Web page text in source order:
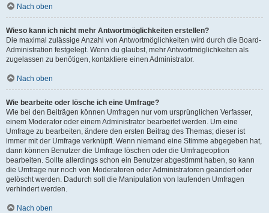
Nach oben
Wieso kann ich nicht mehr Antwortmöglichkeiten erstellen?
Die maximal zulässige Anzahl von Antwortmöglichkeiten wird durch die Board-
Administration festgelegt. Wenn du glaubst, mehr Antwortmöglichkeiten als
zugelassen zu benötigen, kontaktiere einen Administrator.
Nach oben
Wie bearbeite oder lösche ich eine Umfrage?
Wie bei den Beiträgen können Umfragen nur vom ursprünglichen Verfasser,
einem Moderator oder einem Administrator bearbeitet werden. Um eine
Umfrage zu bearbeiten, ändere den ersten Beitrag des Themas; dieser ist
immer mit der Umfrage verknüpft. Wenn niemand eine Stimme abgegeben hat,
dann können Benutzer die Umfrage löschen oder die Umfrageoption
bearbeiten. Sollte allerdings schon ein Benutzer abgestimmt haben, so kann
die Umfrage nur noch von Moderatoren oder Administratoren geändert oder
gelöscht werden. Dadurch soll die Manipulation von laufenden Umfragen
verhindert werden.
Nach oben